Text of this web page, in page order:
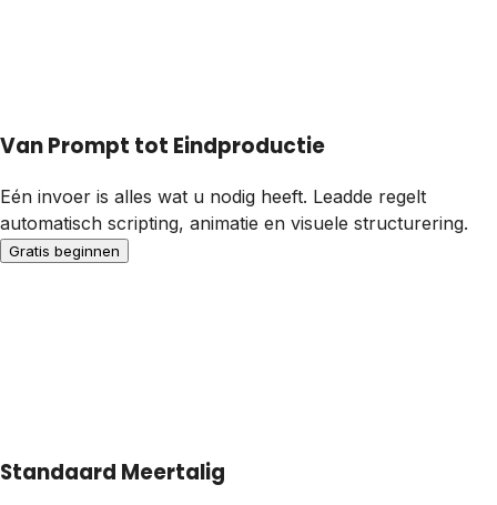
Van Prompt tot Eindproductie
Eén invoer is alles wat u nodig heeft. Leadde regelt
automatisch scripting, animatie en visuele structurering.
Gratis beginnen
Standaard Meertalig